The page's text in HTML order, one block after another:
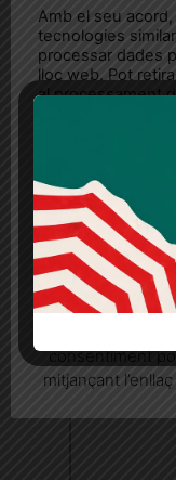
Amb el seu
tecnologies
processar dades
lloc web. Pot
al processament
legítims en
cookies" o a la
lloc web. Si
Més
Quan l’usuari
seu
consentiment
mitjançant